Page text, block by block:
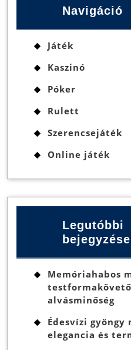
Navigáció
Játék
Kaszinó
Póker
Rulett
Szerencsejáték
Online játék
Legutóbbi
Memóriahabos
alvásminőség
Édesvízi
elegancia és